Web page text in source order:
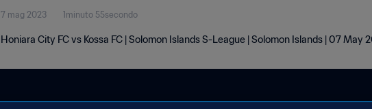
7 mag 2023 1minuto 55secondo
Honiara City FC vs Kossa FC | Solomon Islands S-League | Solomon Islands | 07 May